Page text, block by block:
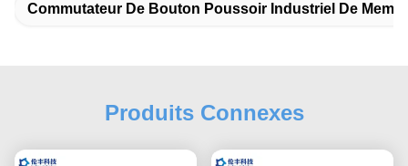
Commutateur De Bouton Poussoir Industriel De
Produits Connexes